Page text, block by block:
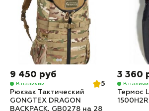
9 450 руб
В наличии
5
Рюкзак Тактический
GONGTEX DRAGON
BACKPACK, GB0278 на 28
3 360
В
Термос